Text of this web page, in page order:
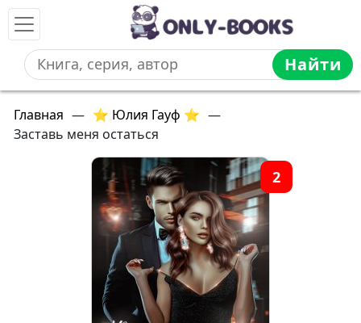
Найти
Главная — ⭐ Юлия Гауф ⭐ —
Заставь меня остаться
2